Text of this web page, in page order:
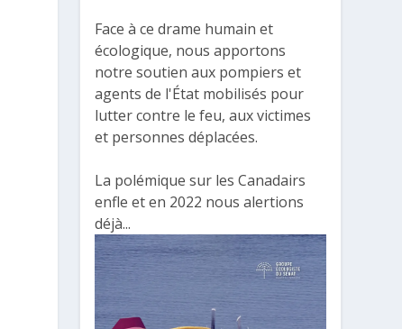
Face à ce drame humain et
écologique, nous apportons
notre soutien aux pompiers et
agents de l'État mobilisés pour
lutter contre le feu, aux victimes
et personnes déplacées.
La polémique sur les Canadairs
enfle et en 2022 nous alertions
déjà...